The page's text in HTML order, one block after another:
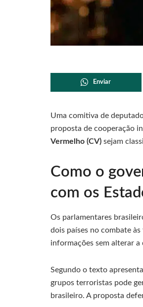
Enviar
Uma comitiva de
proposta de cooperação
Vermelho (CV) sejam
Como o
com os
Os parlamentares
dois países no combate
informações sem alterar
Segundo o texto
grupos terroristas pode
brasileiro. A proposta